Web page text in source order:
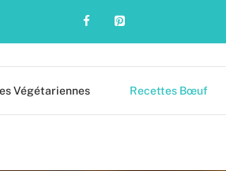
Végétariennes Recettes Bœuf